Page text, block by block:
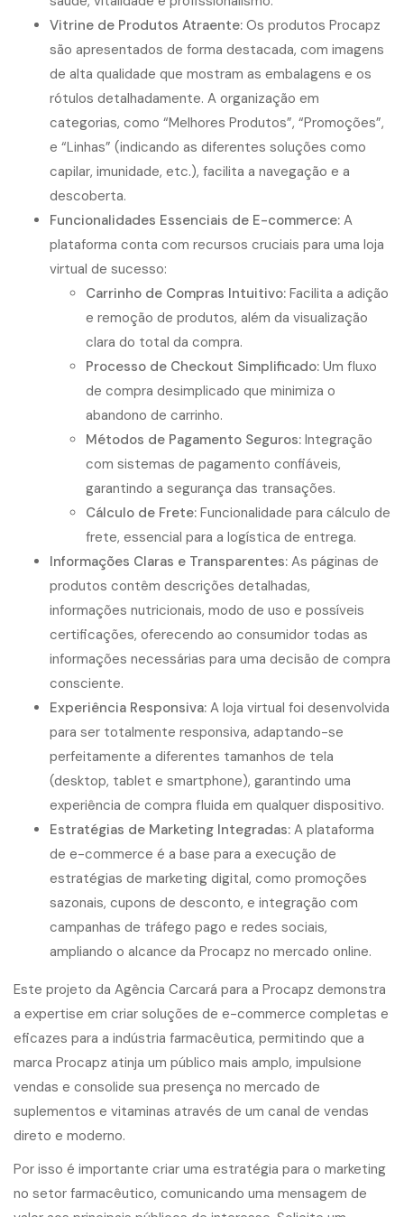
Vitrine de Produtos Atraente: Os produtos Procapz
são apresentados de forma destacada, com imagens
de alta qualidade que mostram as embalagens e os
rótulos detalhadamente. A organização em
categorias, como “Melhores Produtos”, “Promoções”,
e “Linhas” (indicando as diferentes soluções como
capilar, imunidade, etc.), facilita a navegação e a
descoberta.
Funcionalidades Essenciais de E-commerce: A
plataforma conta com recursos cruciais para uma loja
virtual de sucesso:
Carrinho de Compras Intuitivo: Facilita a adição
e remoção de produtos, além da visualização
clara do total da compra.
Processo de Checkout Simplificado: Um fluxo
de compra desimplicado que minimiza o
abandono de carrinho.
Métodos de Pagamento Seguros: Integração
com sistemas de pagamento confiáveis,
garantindo a segurança das transações.
Cálculo de Frete: Funcionalidade para cálculo de
frete, essencial para a logística de entrega.
Informações Claras e Transparentes: As páginas de
produtos contêm descrições detalhadas,
informações nutricionais, modo de uso e possíveis
certificações, oferecendo ao consumidor todas as
informações necessárias para uma decisão de compra
consciente.
Experiência Responsiva: A loja virtual foi desenvolvida
para ser totalmente responsiva, adaptando-se
perfeitamente a diferentes tamanhos de tela
(desktop, tablet e smartphone), garantindo uma
experiência de compra fluida em qualquer dispositivo.
Estratégias de Marketing Integradas: A plataforma
de e-commerce é a base para a execução de
estratégias de marketing digital, como promoções
sazonais, cupons de desconto, e integração com
campanhas de tráfego pago e redes sociais,
ampliando o alcance da Procapz no mercado online.
Este projeto da Agência Carcará para a Procapz demonstra
a expertise em criar soluções de e-commerce completas e
eficazes para a indústria farmacêutica, permitindo que a
marca Procapz atinja um público mais amplo, impulsione
vendas e consolide sua presença no mercado de
suplementos e vitaminas através de um canal de vendas
direto e moderno.
Por isso é importante criar uma estratégia para o marketing
no setor farmacêutico, comunicando uma mensagem de